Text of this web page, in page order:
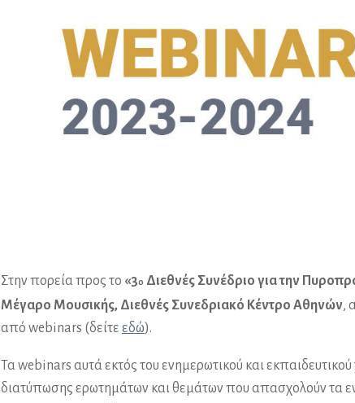
Στην πορεία προς το «3o Διεθνές Συνέδριο για την
Μέγαρο Μουσικής, Διεθνές Συνεδριακό Κέντρο Αθηνών,
από webinars (δείτε εδώ).
Τα webinars αυτά εκτός του ενημερωτικού και
διατύπωσης ερωτημάτων και θεμάτων που απασχολούν τα